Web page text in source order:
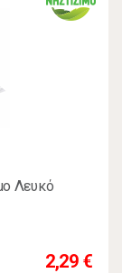
Λευκό
2,29 €